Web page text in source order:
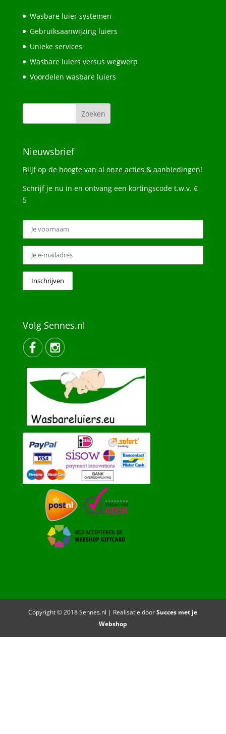
Wasbare luier systemen
Gebruiksaanwijzing luiers
Unieke services
Wasbare luiers versus wegwerp
Voordelen wasbare luiers
Nieuwsbrief
Blijf op de hoogte van al onze acties & aanbiedingen!
Schrijf je nu in en ontvang een kortingscode t.w.v. €
5
Volg Sennes.nl
Copyright © 2018 Sennes.nl | Realisatie doorSucces met je
Webshop